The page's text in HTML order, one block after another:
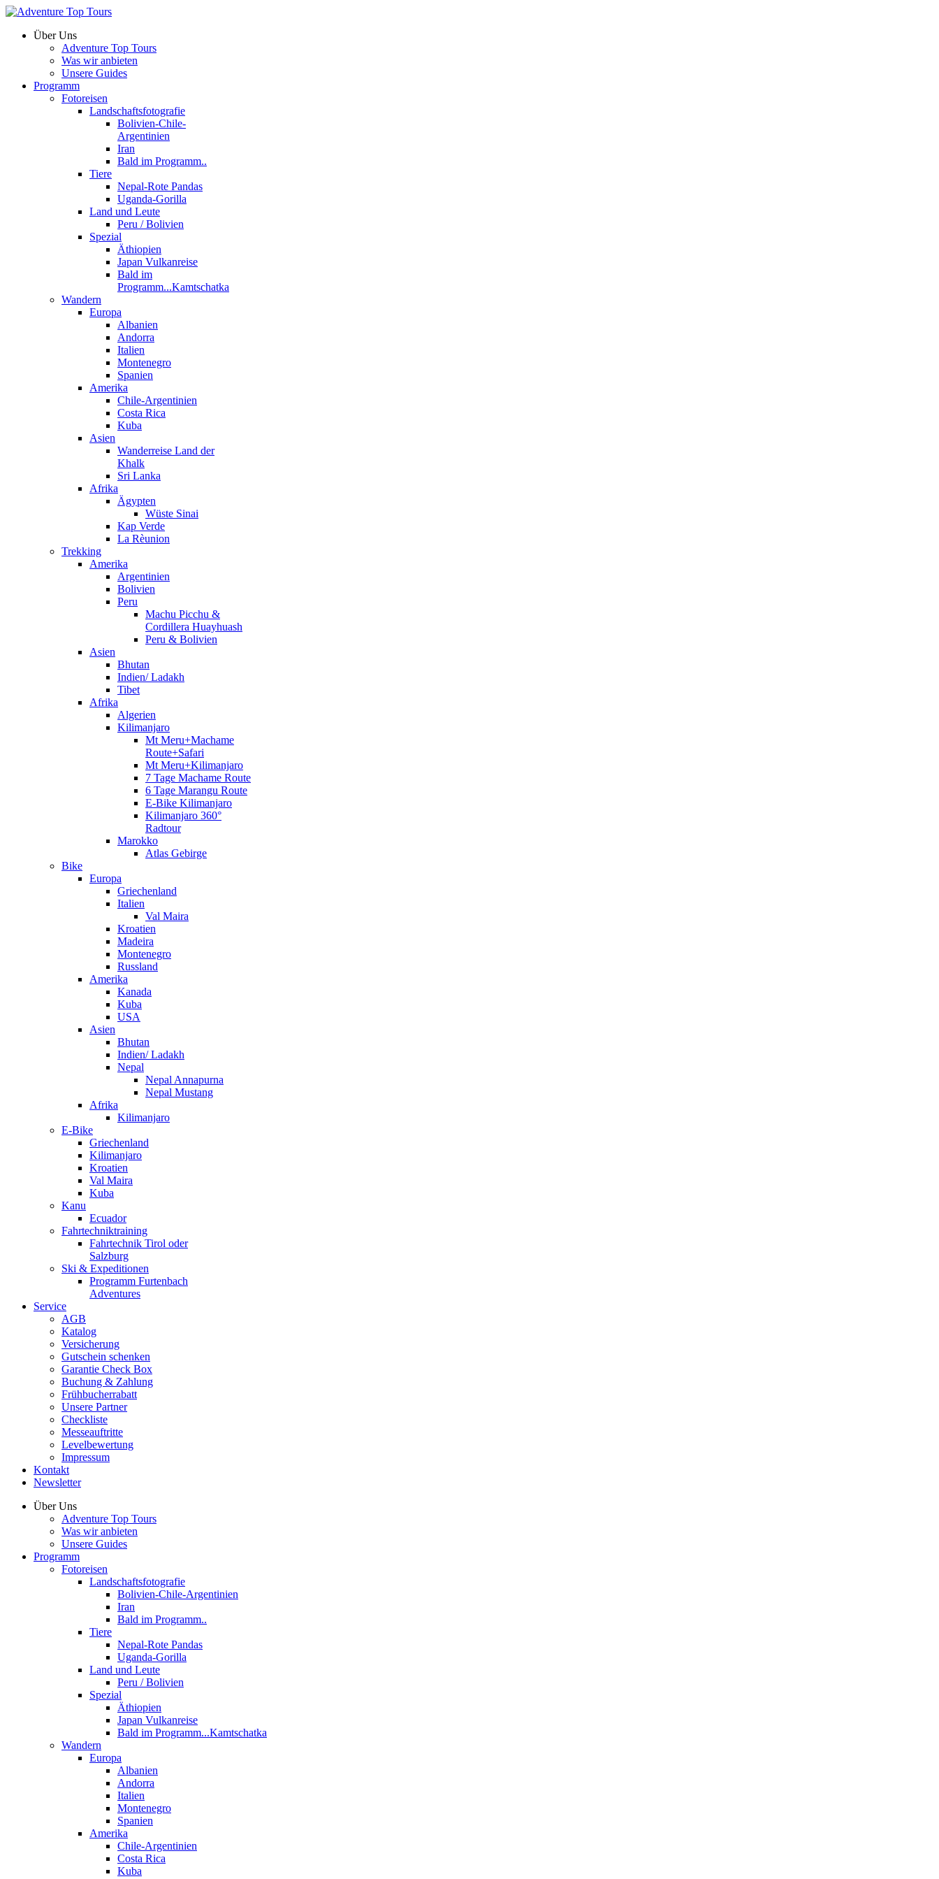
Über Uns
Adventure Top Tours
Was wir anbieten
Unsere Guides
Programm
Fotoreisen
Landschaftsfotografie
Bolivien-Chile-
Argentinien
Iran
Bald im Programm..
Tiere
Nepal-Rote Pandas
Uganda-Gorilla
Land und Leute
Peru / Bolivien
Spezial
Äthiopien
Japan Vulkanreise
Bald im
Programm...Kamtschatka
Wandern
Europa
Albanien
Andorra
Italien
Montenegro
Spanien
Amerika
Chile-Argentinien
Costa Rica
Kuba
Asien
Wanderreise Land der
Khalk
Sri Lanka
Afrika
Ägypten
Wüste Sinai
Kap Verde
La Rèunion
Trekking
Amerika
Argentinien
Bolivien
Peru
Machu Picchu &
Cordillera Huayhuash
Peru & Bolivien
Asien
Bhutan
Indien/ Ladakh
Tibet
Afrika
Algerien
Kilimanjaro
Mt Meru+Machame
Route+Safari
Mt Meru+Kilimanjaro
7 Tage Machame Route
6 Tage Marangu Route
E-Bike Kilimanjaro
Kilimanjaro 360°
Radtour
Marokko
Atlas Gebirge
Bike
Europa
Griechenland
Italien
Val Maira
Kroatien
Madeira
Montenegro
Russland
Amerika
Kanada
Kuba
USA
Asien
Bhutan
Indien/ Ladakh
Nepal
Nepal Annapurna
Nepal Mustang
Afrika
Kilimanjaro
E-Bike
Griechenland
Kilimanjaro
Kroatien
Val Maira
Kuba
Kanu
Ecuador
Fahrtechniktraining
Fahrtechnik Tirol oder
Salzburg
Ski & Expeditionen
Programm Furtenbach
Adventures
Service
AGB
Katalog
Versicherung
Gutschein schenken
Garantie Check Box
Buchung & Zahlung
Frühbucherrabatt
Unsere Partner
Checkliste
Messeauftritte
Levelbewertung
Impressum
Kontakt
Newsletter
Über Uns
Adventure Top Tours
Was wir anbieten
Unsere Guides
Programm
Fotoreisen
Landschaftsfotografie
Bolivien-Chile-Argentinien
Iran
Bald im Programm..
Tiere
Nepal-Rote Pandas
Uganda-Gorilla
Land und Leute
Peru / Bolivien
Spezial
Äthiopien
Japan Vulkanreise
Bald im Programm...Kamtschatka
Wandern
Europa
Albanien
Andorra
Italien
Montenegro
Spanien
Amerika
Chile-Argentinien
Costa Rica
Kuba